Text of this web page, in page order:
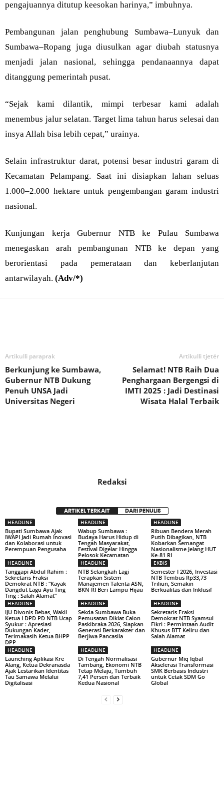
pengajuannya ditutup keesokan harinya,” imbuhnya.
Pembangunan jalan penghubung Sumbawa–Lunyuk dan
Sumbawa–Ropang juga diusulkan agar diubah statusnya
menjadi jalan nasional, sehingga pendanaannya dapat
ditanggung pemerintah pusat.
“Sejak kami dilantik, mimpi terbesar kami adalah
menembus jalur selatan. Target lima tahun harus selesai dan
insya Allah bisa lebih cepat,” urainya.
Selain infrastruktur darat, potensi besar industri garam di
Kecamatan Pelampang. Saat ini disiapkan lahan seluas
1.000–2.000 hektare untuk pengembangan garam industri
nasional.
Kunjungan kerja Gubernur NTB ke Pulau Sumbawa
menegaskan arah pembangunan NTB ke depan yang
berorientasi pada pemerataan dan keberlanjutan
antarwilayah. (Adv/*)
Artikulli paraprak
Berkunjung ke Sumbawa,
Gubernur NTB Dukung
Penuh UNSA Jadi
Universitas Negeri
Artikulli tjetër
Selamat! NTB Raih Dua
Penghargaan Bergengsi di
IMTI 2025 : Jadi Destinasi
Wisata Halal Terbaik
Redaksi
ARTIKEL TERKAIT DARI PENULIS
HEADLINE
Bupati Sumbawa Ajak
IWAPI Jadi Rumah Inovasi
dan Kolaborasi untuk
Perempuan Pengusaha
HEADLINE
Wabup Sumbawa :
Budaya Harus Hidup di
Tengah Masyarakat,
Festival Digelar Hingga
Pelosok Kecamatan
HEADLINE
Ribuan Bendera Merah
Putih Dibagikan, NTB
Kobarkan Semangat
Nasionalisme Jelang HUT
Ke-81 RI
HEADLINE
Tanggapi Abdul Rahim :
Sekretaris Fraksi
Demokrat NTB : “Kayak
Dangdut Lagu Ayu Ting
Ting : Salah Alamat”
HEADLINE
NTB Selangkah Lagi
Terapkan Sistem
Manajemen Talenta ASN,
BKN RI Beri Lampu Hijau
EKBIS
Semester I 2026, Investasi
NTB Tembus Rp33,73
Triliun, Semakin
Berkualitas dan Inklusif
HEADLINE
IJU Divonis Bebas, Wakil
Ketua I DPD PD NTB Ucap
Syukur : Apresiasi
Dukungan Kader,
Terimakasih Ketua BHPP
DPP
HEADLINE
Sekda Sumbawa Buka
Pemusatan Diklat Calon
Paskibraka 2026, Siapkan
Generasi Berkarakter dan
Berjiwa Pancasila
HEADLINE
Sekretaris Fraksi
Demokrat NTB Syamsul
Fikri : Permintaan Audit
Khusus BTT Keliru dan
Salah Alamat
HEADLINE
Launching Aplikasi Kre
Alang, Ketua Dekranasda
Ajak Lestarikan Identitas
Tau Samawa Melalui
Digitalisasi
HEADLINE
Di Tengah Normalisasi
Tambang, Ekonomi NTB
Tetap Melaju, Tumbuh
7,41 Persen dan Terbaik
Kedua Nasional
HEADLINE
Gubernur Miq Iqbal
Akselerasi Transformasi
SMK Berbasis Industri
untuk Cetak SDM Go
Global